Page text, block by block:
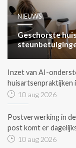
NIEUWS
Geschorste
Inzet van AI-
huisartsenpraktijken
10 aug 2026
Postverwerking in
post komt er
10 aug 2026